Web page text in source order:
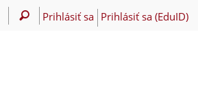
Prihlásiť sa Prihlásiť sa (EduID)